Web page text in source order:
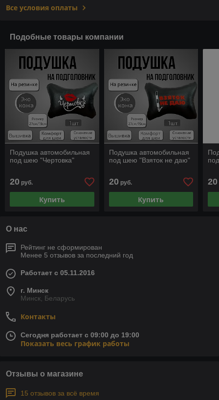
Все условия оплаты
Подобные товары компании
Подушка автомобильная
под шею "Чертовка"
20 руб.
Купить
Подушка автомобильная
под шею "Взяток не даю"
20руб.
Купить
20
О нас
Рейтинг не сформирован
Менее 5 отзывов за последний год
Работает с 05.11.2016
г. Минск
Минск, Беларусь
Контакты
Сегодня работает с 09:00 до 19:00
Показать весь график работы
Отзывы о магазине
15 отзывов за всё время